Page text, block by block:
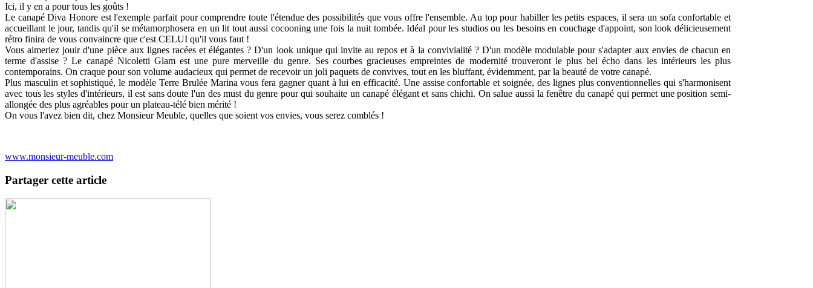
Ici, il y en a pour tous les goûts !
Le canapé Diva Honore est l'exemple parfait pour comprendre toute l'étendue des possibilités que vous offre l'ensemble. Au top pour habiller les petits espaces, il sera un sofa confortable et
accueillant le jour, tandis qu'il se métamorphosera en un lit tout aussi cocooning une fois la nuit tombée. Idéal pour les studios ou les besoins en couchage d'appoint, son look délicieusement
rétro finira de vous convaincre que c'est CELUI qu'il vous faut !
Vous aimeriez jouir d'une pièce aux lignes racées et élégantes ? D'un look unique qui invite au repos et à la convivialité ? D'un modèle modulable pour s'adapter aux envies de chacun en
terme d'assise ? Le canapé Nicoletti Glam est une pure merveille du genre. Ses courbes gracieuses empreintes de modernité trouveront le plus bel écho dans les intérieurs les plus
contemporains. On craque pour son volume audacieux qui permet de recevoir un joli paquets de convives, tout en les bluffant, évidemment, par la beauté de votre canapé.
Plus masculin et sophistiqué, le modèle Terre Brulée Marina vous fera gagner quant à lui en efficacité. Une assise confortable et soignée, des lignes plus conventionnelles qui s'harmonisent
avec tous les styles d'intérieurs, il est sans doute l'un des must du genre pour qui souhaite un canapé élégant et sans chichi. On salue aussi la fenêtre du canapé qui permet une position semi-
allongée des plus agréables pour un plateau-télé bien mérité !
On vous l'avez bien dit, chez Monsieur Meuble, quelles que soient vos envies, vous serez comblés !
www.monsieur-meuble.com
Partager cette article